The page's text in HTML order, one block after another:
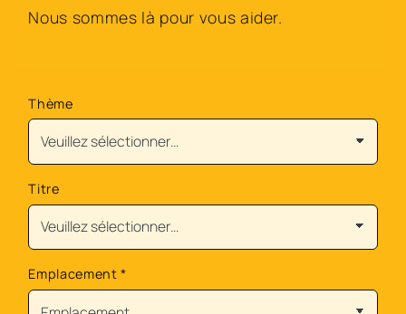
Nous sommes là pour vous aider.
Thème
Titre
Emplacement*